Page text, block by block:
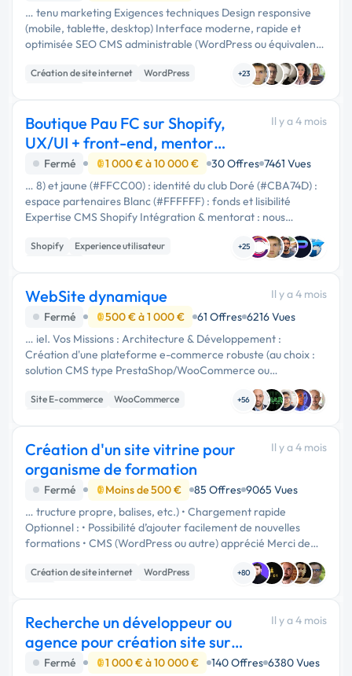
… tenu marketing Exigences techniques Design responsive
(mobile, tablette, desktop) Interface moderne, rapide et
optimisée SEO CMS administrable (WordPress ou équivalent)
Intégration réseaux sociaux Sécurité et performance
optimisées Direction …
Création de site internet
WordPress
+23
Boutique Pau FC sur Shopify,
UX/UI + front-end, mentor
tech, POS, 3D
Il y a 4 mois
Fermé 1 000 € à 10 000 € 30 Offres 7461 Vues
… 8) et jaune (#FFCC00) : identité du club Doré (#CBA74D) :
espace partenaires Blanc (#FFFFFF) : fonds et lisibilité
Expertise CMS Shopify Intégration & mentorat : nous
possédons déjà le thème Auraura. Nous avons besoin d’être
guidés sur …
Shopify
Experience utilisateur
+25
WebSite dynamique
Il y a 4 mois
Fermé
500 € à 1 000 € 61 Offres 6216 Vues
… iel. Vos Missions : Architecture & Développement :
Création d'une plateforme e-commerce robuste (au choix :
solution CMS type PrestaShop/WooCommerce ou
développement sur-mesure via un framework comme
Laravel/Next.js). Gestion de …
Site E-commerce
WooCommerce
+56
Création d'un site vitrine pour
organisme de formation
Il y a 4 mois
Fermé Moins de 500 € 85 Offres 9065 Vues
… tructure propre, balises, etc.) • Chargement rapide
Optionnel : • Possibilité d’ajouter facilement de nouvelles
formations • CMS (WordPress ou autre) apprécié Merci de
fournir des exemples de sites déjà réalisés. Budget : À définir
selon …
Création de site internet
WordPress
+80
Recherche un développeur ou
agence pour création site sur
mesure
Il y a 4 mois
Fermé 1 000 € à 10 000 € 140 Offres 6380 Vues